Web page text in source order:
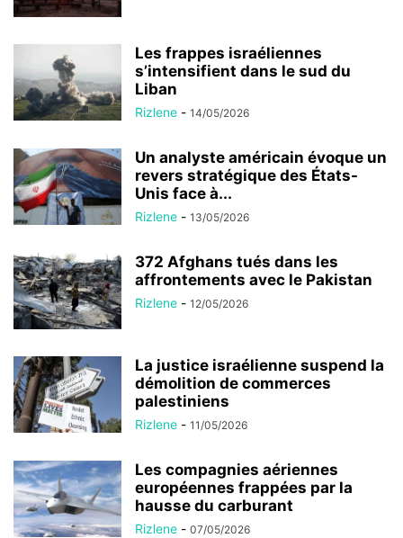
Les frappes israéliennes
s’intensifient dans le sud du
Liban
Rizlene - 14/05/2026
Un analyste américain évoque un
revers stratégique des États-
Unis face à...
Rizlene - 13/05/2026
372 Afghans tués dans les
affrontements avec le Pakistan
Rizlene - 12/05/2026
La justice israélienne suspend la
démolition de commerces
palestiniens
Rizlene - 11/05/2026
Les compagnies aériennes
européennes frappées par la
hausse du carburant
Rizlene - 07/05/2026